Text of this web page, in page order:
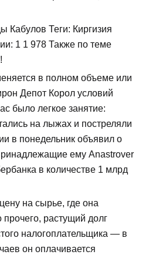
Кабулов Теги: Киргизия
1 1 978 Также по теме
в полном объеме или
Депот Корол условий
было легкое занятие:
на лыжах и постреляли
в понедельник объявил о
ему Anastrover
в количестве 1 млрд
на сырье, где она
растущий долг
налогоплательщика — в
он оплачивается